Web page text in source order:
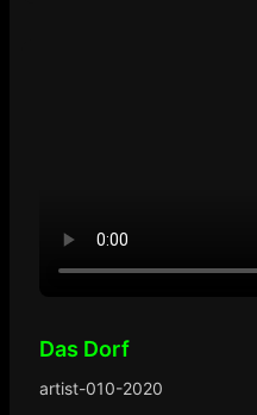
Das Dorf
artist-010-2020